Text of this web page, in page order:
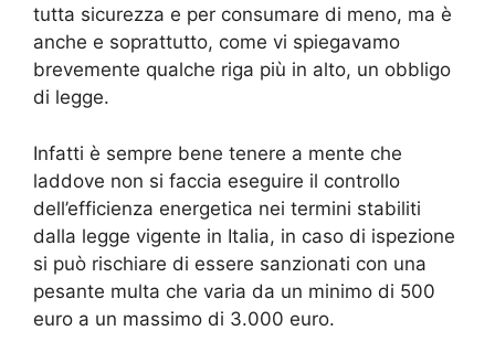
tutta sicurezza e per consumare di meno, ma è
anche e soprattutto, come vi spiegavamo
brevemente qualche riga più in alto, un obbligo
di legge.
Infatti è sempre bene tenere a mente che
laddove non si faccia eseguire il controllo
dell’efficienza energetica nei termini stabiliti
dalla legge vigente in Italia, in caso di ispezione
si può rischiare di essere sanzionati con una
pesante multa che varia da un minimo di 500
euro a un massimo di 3.000 euro.